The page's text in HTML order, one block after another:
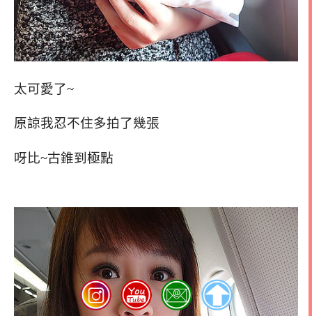
太可愛了~
原諒我忍不住多拍了幾張
呀比~古錐到極點